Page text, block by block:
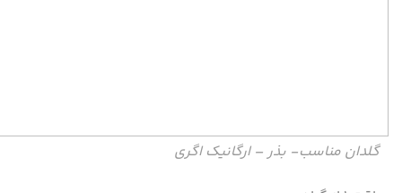
گلدان مناسب- بذر – ارگانیک اگری